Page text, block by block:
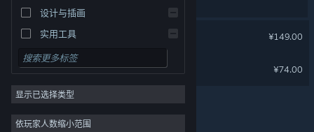
设计与插画
实用工具
免费开玩
角色扮演
大型多人在线
独立
显示已选择类型
依玩家人数缩小范围
2 个匹配的搜索结果。
¥149.00
¥74.00